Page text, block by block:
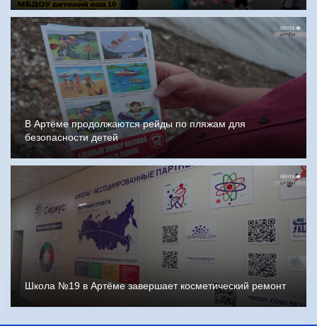
В Артёме продолжаются рейды по пляжам для
безопасности детей
Школа №19 в Артёме завершает косметический ремонт